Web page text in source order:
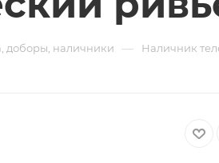
доборы, наличники — Наличник